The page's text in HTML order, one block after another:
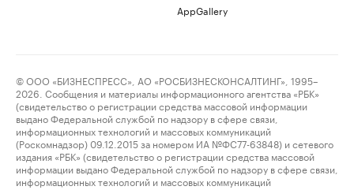
AppGallery
© ООО «БИЗНЕСПРЕСС», АО «РОСБИЗНЕСКОНСАЛТИНГ», 1995–
2026. Сообщения и материалы информационного агентства «РБК»
(свидетельство о регистрации средства массовой информации
выдано Федеральной службой по надзору в сфере связи,
информационных технологий и массовых коммуникаций
(Роскомнадзор) 09.12.2015 за номером ИА №ФС77-63848) и сетевого
издания «РБК» (свидетельство о регистрации средства массовой
информации выдано Федеральной службой по надзору в сфере связи,
информационных технологий и массовых коммуникаций